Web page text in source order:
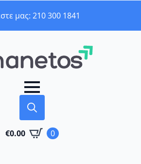
μας: 210 300 1841
for:
€0.00 0